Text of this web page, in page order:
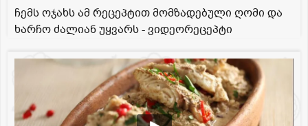
ჩემს ოჯახს ამ რეცეპტით მომზადებული ღომი და
ხარჩო ძალიან უყვარს - ვიდეორეცეპტი